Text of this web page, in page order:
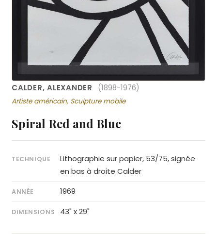
CALDER, ALEXANDER (1898-1976)
Artiste américain, Sculpture mobile
Spiral Red and Blue
TECHNIQUE
Lithographie sur papier, 53/75, signée
en bas à droite Calder
ANNÉE 1969
DIMENSIONS 43" x 29"